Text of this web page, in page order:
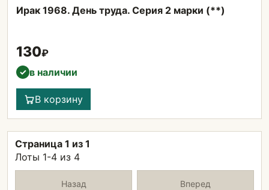
Ирак 1968. День труда. Серия 2 марки (**)
130₽
✓ в наличии
В корзину
Страница 1 из 1
Лоты 1-4 из 4
Назад Вперед